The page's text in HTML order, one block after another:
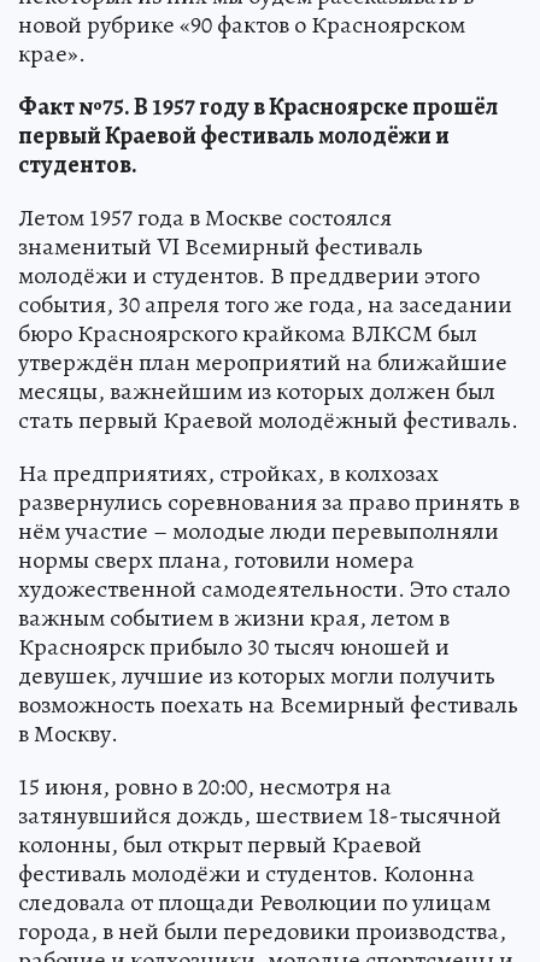
новой рубрике «90 фактов о Красноярском
крае».
Факт №75. В 1957 году в Красноярске прошёл
первый Краевой фестиваль молодёжи и
студентов.
Летом 1957 года в Москве состоялся
знаменитый VI Всемирный фестиваль
молодёжи и студентов. В преддверии этого
события, 30 апреля того же года, на заседании
бюро Красноярского крайкома ВЛКСМ был
утверждён план мероприятий на ближайшие
месяцы, важнейшим из которых должен был
стать первый Краевой молодёжный фестиваль.
На предприятиях, стройках, в колхозах
развернулись соревнования за право принять в
нём участие – молодые люди перевыполняли
нормы сверх плана, готовили номера
художественной самодеятельности. Это стало
важным событием в жизни края, летом в
Красноярск прибыло 30 тысяч юношей и
девушек, лучшие из которых могли получить
возможность поехать на Всемирный фестиваль
в Москву.
15 июня, ровно в 20:00, несмотря на
затянувшийся дождь, шествием 18-тысячной
колонны, был открыт первый Краевой
фестиваль молодёжи и студентов. Колонна
следовала от площади Революции по улицам
города, в ней были передовики производства,